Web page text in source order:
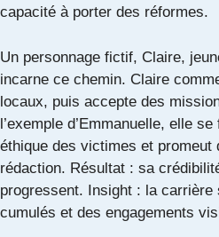
capacité à porter des réformes.
Un personnage fictif, Claire,
incarne ce chemin. Claire
locaux, puis accepte des
l’exemple d’Emmanuelle, elle
éthique des victimes et promeut
rédaction. Résultat : sa
progressent. Insight : la
cumulés et des engagements